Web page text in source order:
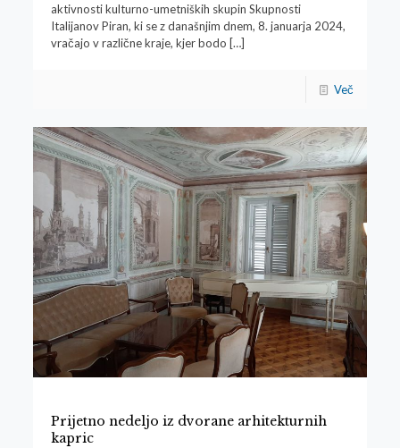
aktivnosti kulturno-umetniških skupin Skupnosti
Italijanov Piran, ki se z današnjim dnem, 8. januarja 2024,
vračajo v različne kraje, kjer bodo […]
Več
Prijetno nedeljo iz dvorane arhitekturnih
kapric